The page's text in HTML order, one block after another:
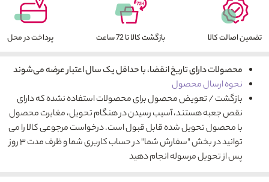
تضمین اصالت کالا بازگشت کالا تا 72 ساعت پرداخت در محل
محصولات دارای تاریخ انقضا، با حداقل یک سال اعتبار عرضه می‌شوند
نحوه ارسال محصول
بازگشت / تعویض محصول برای محصولات استفاده نشده که دارای
نقص جعبه هستند، آسیب رسیدن در هنگام تحویل، مغایرت محصول
با محصول تحویل شده قابل قبول است. درخواست مرجوعی کالا را می
توانید در بخش "سفارش شما" در حساب کاربری شما و ظرف مدت ۳ روز
پس از تحویل مرسوله انجام دهید